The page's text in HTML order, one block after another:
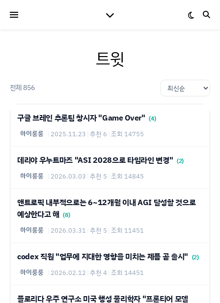
트윗
전체 856
구글 브레인 추론팀 창시자 "Game Over" (4)
하이룽룽 2025.11.23 추천 6 조회 14755
데리야 우누트마즈 "ASI 2028으로 타임라인 변경" (2)
하이룽룽 2026.03.03 추천 5 조회 14845
앤트로픽 내부적으로는 6~12개월 이내 AGI 달성할 것으로
예상한다고 해 (8)
하이룽룽 2026.03.31 추천 5 조회 11451
codex 직원 "업무에 지대한 영향을 미치는 제픔 곧 출시" (2)
하이룽룽 2026.02.12 추천 4 조회 14451
플로리다 우주 연구소 미국 행성 물리학자 "프론티어 모델